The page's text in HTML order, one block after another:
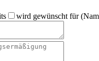
wird gewünscht für